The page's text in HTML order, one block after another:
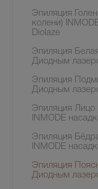
Эпиляция
колени)
Diolaze
Эпиляция
Диодным
Эпиляция
Диодным
Эпиляция Лицо
INMODE
Эпиляция
INMODE
Эпиляция
Диодным